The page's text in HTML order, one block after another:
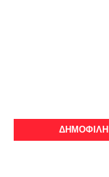
ΔΗΜΟΦΙΛΗ